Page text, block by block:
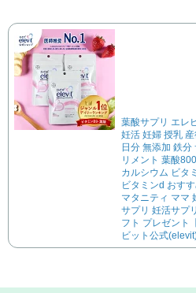
葉酸サプリ エレ
妊活 妊婦 授乳
日分 無添加 鉄分
リメント 葉酸
カルシウム ビタ
ビタミンd おす
マタニティ ママ
サプリ 妊活サプ
フト プレゼント
ビット公式(elevit)